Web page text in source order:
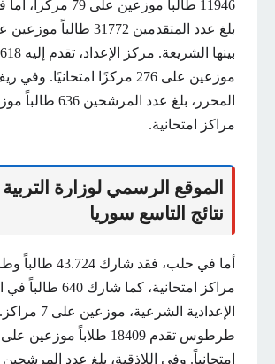
11946 طالباً موزعين
موزعين على 276 مركزًا امتحانيًا.
مراكز امتحانية.
الموقع الرسمي لوزارة
نتائج التاسع سوريا
مراكز امتحانية، كما شارك
الإعدادية الشرعية،